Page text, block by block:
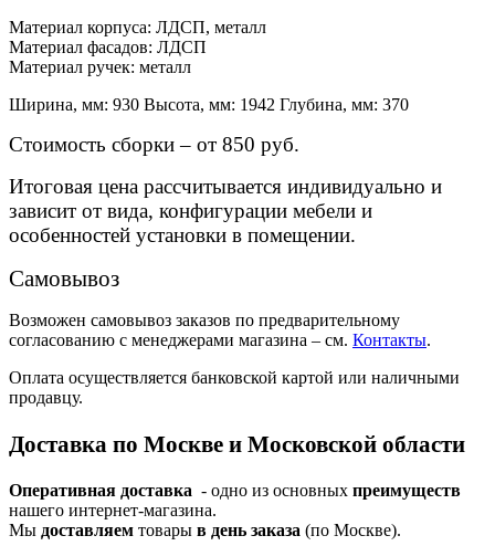
Материал корпуса: ЛДСП, металл
Материал фасадов: ЛДСП
Материал ручек: металл
Ширина, мм: 930 Высота, мм: 1942 Глубина, мм: 370
Стоимость сборки – от 850 руб.
Итоговая цена рассчитывается индивидуально и
зависит от вида, конфигурации мебели и
особенностей установки в помещении.
Самовывоз
Возможен самовывоз заказов по предварительному
согласованию с менеджерами магазина – см. Контакты.
Оплата осуществляется банковской картой или наличными
продавцу.
Доставка по Москве и Московской области
Оперативная доставка - одно из основных преимуществ
нашего интернет-магазина.
Мы доставляем товары в день заказа (по Москве).